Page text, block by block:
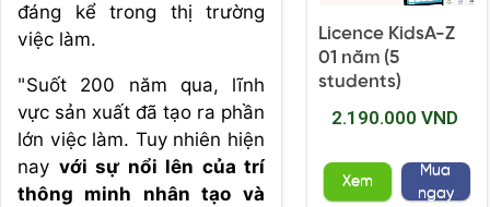
đáng kể trong thị trường
việc làm.
"Suốt 200 năm qua, lĩnh
vực sản xuất đã tạo ra phần
lớn việc làm. Tuy nhiên hiện
nay với sự nổi lên của trí
thông minh nhân tạo và
Licence KidsA-Z
01 năm (5
students)
2.190.000 VND
Xem
Mua
ngay